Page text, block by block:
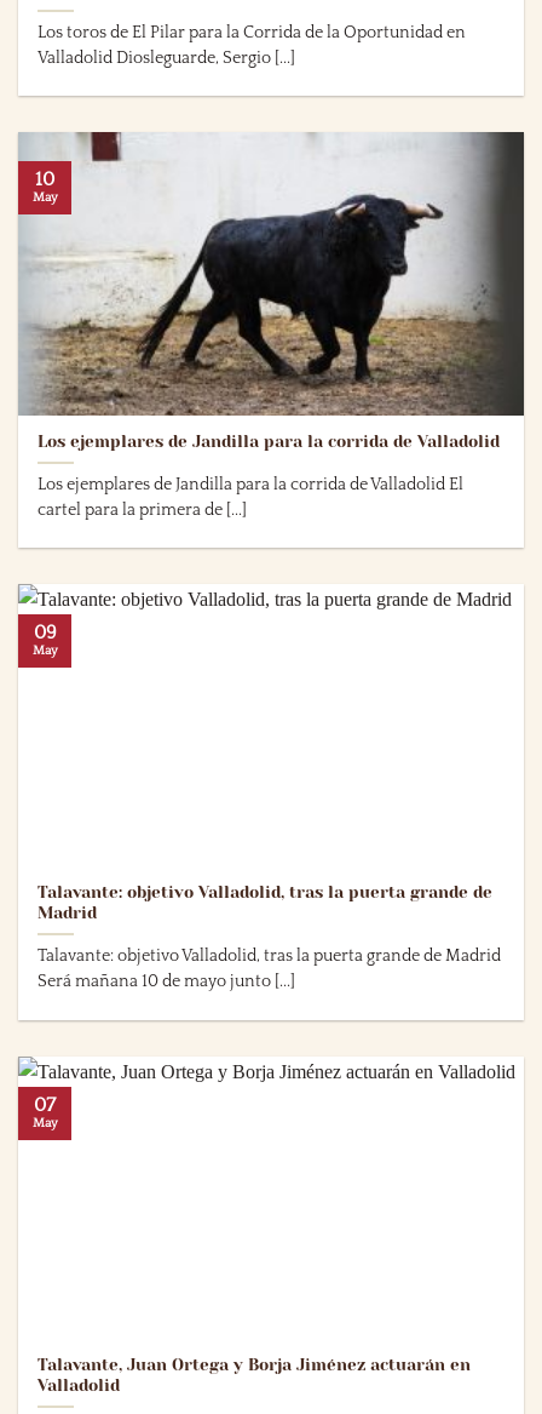
Los toros de El Pilar para la Corrida de la Oportunidad en
Valladolid Diosleguarde, Sergio [...]
Los ejemplares de Jandilla para la corrida de Valladolid
Los ejemplares de Jandilla para la corrida de Valladolid El
cartel para la primera de [...]
10
May
Talavante: objetivo Valladolid, tras la puerta grande de
Madrid
Talavante: objetivo Valladolid, tras la puerta grande de Madrid
Será mañana 10 de mayo junto [...]
09
May
Talavante, Juan Ortega y Borja Jiménez actuarán en
Valladolid
07
May